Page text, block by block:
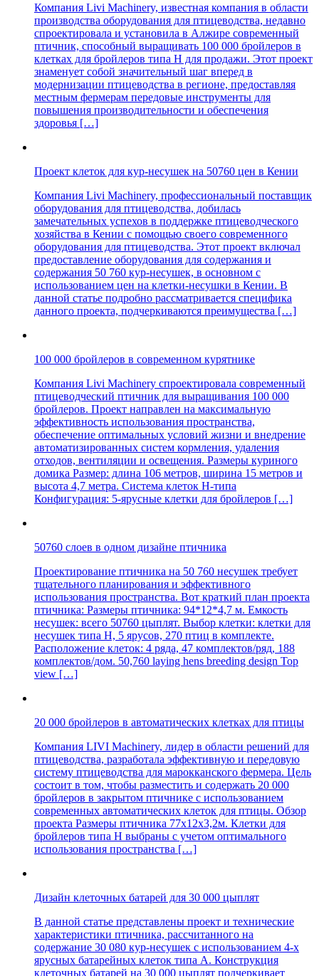
Компания Livi Machinery, известная компания в области
производства оборудования для птицеводства, недавно
спроектировала и установила в Алжире современный
птичник, способный выращивать 100 000 бройлеров в
клетках для бройлеров типа H для продажи. Этот проект
знаменует собой значительный шаг вперед в
модернизации птицеводства в регионе, предоставляя
местным фермерам передовые инструменты для
повышения производительности и обеспечения
здоровья […]
Проект клеток для кур-несушек на 50760 цен в Кении
Компания Livi Machinery, профессиональный поставщик
оборудования для птицеводства, добилась
замечательных успехов в поддержке птицеводческого
хозяйства в Кении с помощью своего современного
оборудования для птицеводства. Этот проект включал
предоставление оборудования для содержания и
содержания 50 760 кур-несушек, в основном с
использованием цен на клетки-несушки в Кении. В
данной статье подробно рассматривается специфика
данного проекта, подчеркиваются преимущества […]
100 000 бройлеров в современном курятнике
Компания Livi Machinery спроектировала современный
птицеводческий птичник для выращивания 100 000
бройлеров. Проект направлен на максимальную
эффективность использования пространства,
обеспечение оптимальных условий жизни и внедрение
автоматизированных систем кормления, удаления
отходов, вентиляции и освещения. Размеры куриного
домика Размер: длина 106 метров, ширина 15 метров и
высота 4,7 метра. Система клеток H-типа
Конфигурация: 5-ярусные клетки для бройлеров […]
50760 слоев в одном дизайне птичника
Проектирование птичника на 50 760 несушек требует
тщательного планирования и эффективного
использования пространства. Вот краткий план проекта
птичника: Размеры птичника: 94*12*4,7 м. Емкость
несушек: всего 50760 цыплят. Выбор клетки: клетки для
несушек типа H, 5 ярусов, 270 птиц в комплекте.
Расположение клеток: 4 ряда, 47 комплектов/ряд, 188
комплектов/дом. 50,760 laying hens breeding design Top
view […]
20 000 бройлеров в автоматических клетках для птицы
Компания LIVI Machinery, лидер в области решений для
птицеводства, разработала эффективную и передовую
систему птицеводства для марокканского фермера. Цель
состоит в том, чтобы разместить и содержать 20 000
бройлеров в закрытом птичнике с использованием
современных автоматических клеток для птицы. Обзор
проекта Размеры птичника 77х12х3,2м. Клетки для
бройлеров типа H выбраны с учетом оптимального
использования пространства […]
Дизайн клеточных батарей для 30 000 цыплят
В данной статье представлены проект и технические
характеристики птичника, рассчитанного на
содержание 30 080 кур-несушек с использованием 4-х
ярусных батарейных клеток типа А. Конструкция
клеточных батарей на 30 000 цыплят подчеркивает